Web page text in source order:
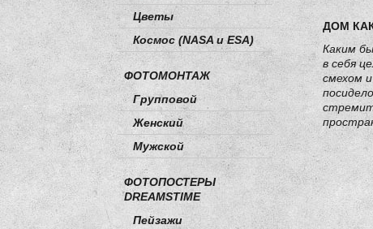
Цветы
Космос (NASA и ESA)
ФОТОМОНТАЖ
Групповой
Женский
Мужской
ФОТОПОСТЕРЫ
DREAMSTIME
Пейзажи
ДОМ
Каким
в себя
смехом